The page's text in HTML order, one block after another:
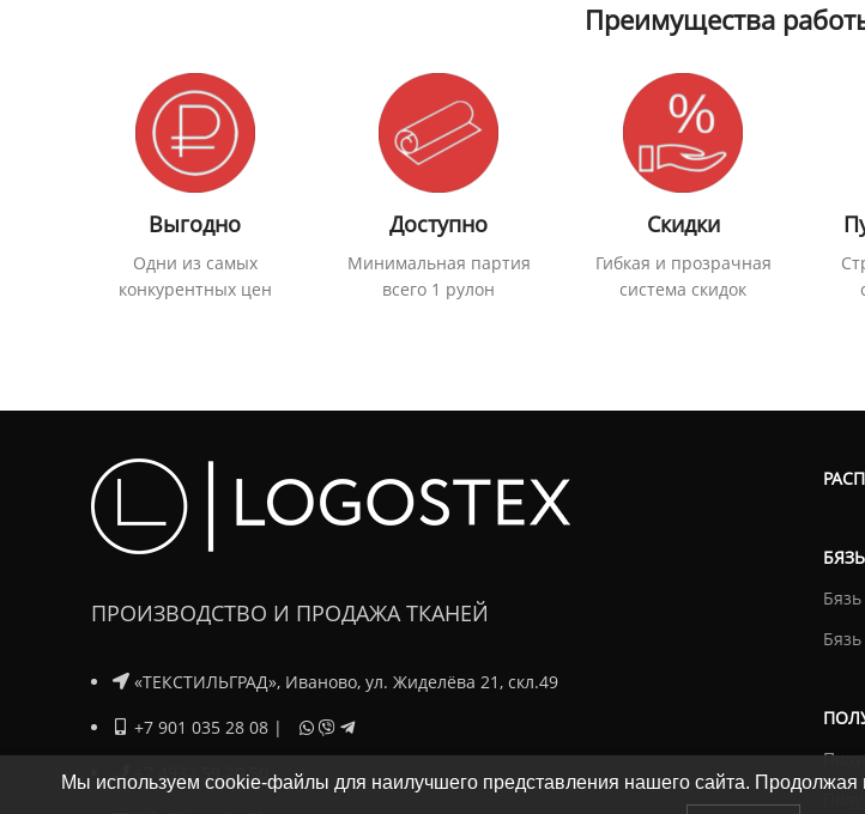
Преимущества
Выгодно
Одни из самых
конкурентных цен
Доступно
Минимальная партия
всего 1 рулон
Скидки
Гибкая и прозрачная
система скидок
ПРОИЗВОДСТВО И ПРОДАЖА ТКАНЕЙ
«ТЕКСТИЛЬГРАД», Иваново, ул. Жиделёва 21, скл.49
+7 901 035 28 08 |
+7 4932 59 20 50
Мы используем cookie-файлы для наилучшего представления нашего сайта. Продолжая